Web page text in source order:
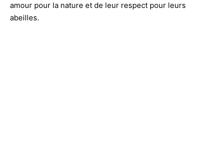
amour pour la nature et de leur respect pour leurs
abeilles.